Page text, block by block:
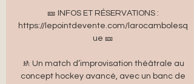
🎫 INFOS ET RÉSERVATIONS :
https://lepointdevente.com/larocambolesq
ue 🎫
🚸 Un match d’improvisation théâtrale au
concept hockey avancé, avec un banc de